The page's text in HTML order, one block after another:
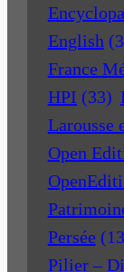
English
France
HPI (33)
Larousse
Open
Persée
Pilier –